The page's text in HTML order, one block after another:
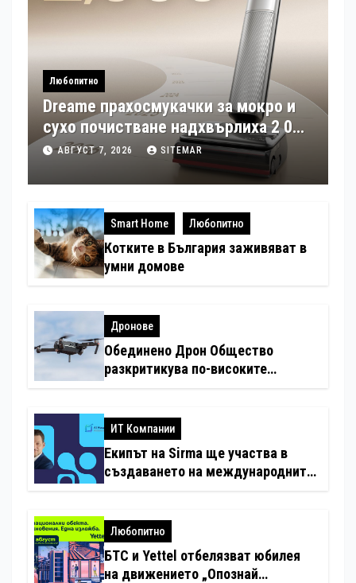
Любопитно
Dreame прахосмукачки за мокро и
сухо почистване надхвърлиха 2 000
патентни заявки в световен мащаб
АВГУСТ 7, 2026 SITEMAR
Smart Home Любопитно
Котките в България заживяват в
умни домове
Дронове
Обединено Дрон Общество
разкритикува по-високите
ИТ Компании
Екипът на Sirma ще участва в
създаването на международните
хотелиерството
Любопитно
БТС и Yettel отбелязват юбилея
на движението „Опознай